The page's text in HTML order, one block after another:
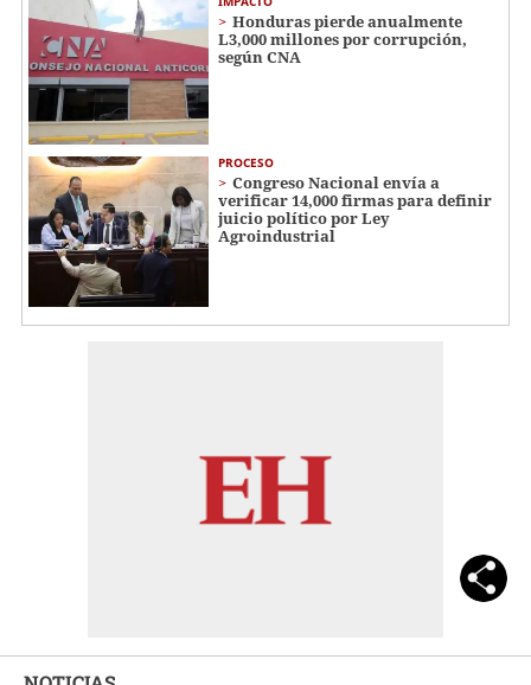
Honduras pierde anualmente
L3,000 millones por corrupción,
según CNA
PROCESO
Congreso Nacional envía a
verificar 14,000 firmas para definir
juicio político por Ley
Agroindustrial